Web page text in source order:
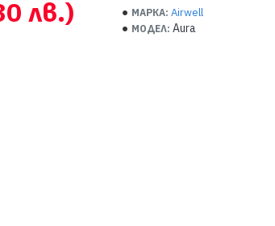
лв.) МАРКА: Airwell
МОДЕЛ: Aura